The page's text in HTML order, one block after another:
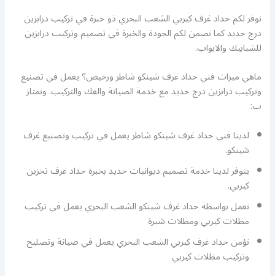
نوفر لكم حداد غرف كيربي الشعب البحري ذو خبرة في تركيب درابزين
درج حديد كما نضمن لكم الجودة والخبرة في تصميم وتركيب درابزين
للشبابيك والابواب.
ماهي ميزات فني حداد غرف شينكو شاطر ورخيص؟ يعمل في تصنيع
وتركيب درابزين درج حديد مع خدمة الصيانة والفك والتركيب. ونمتاز
ب:
لدينا فني حداد غرف شينكو شاطر يعمل في تركيب وتصنيع غرف
شينكو.
يتوفر لدينا خدمة تصميم ديوانيات حديد بخبرة حداد غرف تخزين
كيربي.
نعمل بواسطة حداد غرف شينكو الشعب البحري يعمل في تركيب
مظلات كيربي ومظلات شبرة
نؤمن حداد غرف كيربي الشعب البحري يعمل في صيانة وتصليح
وتركيب مظلات كيربي